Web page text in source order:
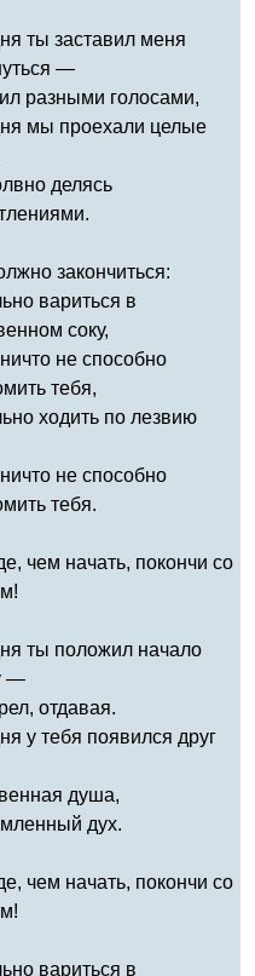
ты заставил меня
—
разными голосами,
мы проехали целые
делясь
закончиться:
вариться в
соку,
не способно
тебя,
ходить по лезвию
не способно
тебя.
чем начать, покончи со
ты положил начало
—
отдавая.
у тебя появился друг
душа,
дух.
чем начать, покончи со
вариться в